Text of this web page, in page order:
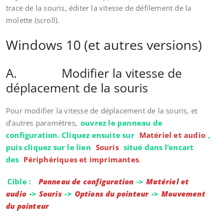
trace de la souris, éditer la vitesse de défilement de la
molette (scroll).
Windows 10 (et autres versions)
A. Modifier la vitesse de
déplacement de la souris
Pour modifier la vitesse de déplacement de la souris, et
d’autres paramètres, ouvrez le panneau de
configuration. Cliquez ensuite sur Matériel et audio ,
puis cliquez sur le lien Souris situé dans l’encart
des Périphériques et imprimantes.
Cible : Panneau de configuration -> Matériel et
audio -> Souris -> Options du pointeur -> Mouvement
du pointeur